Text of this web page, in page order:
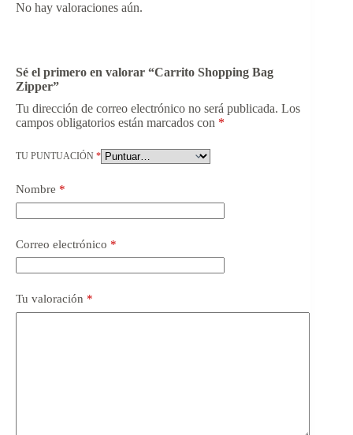
No hay valoraciones aún.
Sé el primero en valorar “Carrito Shopping Bag
Zipper”
Tu dirección de correo electrónico no será publicada. Los
campos obligatorios están marcados con *
TU PUNTUACIÓN *
Nombre *
Correo electrónico *
Tu valoración *